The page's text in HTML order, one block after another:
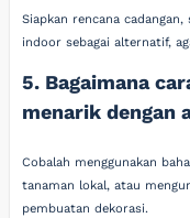
Siapkan rencana
indoor sebagai alternatif,
5. Bagaimana
menarik dengan
Cobalah menggunakan
tanaman lokal, atau
pembuatan dekorasi.